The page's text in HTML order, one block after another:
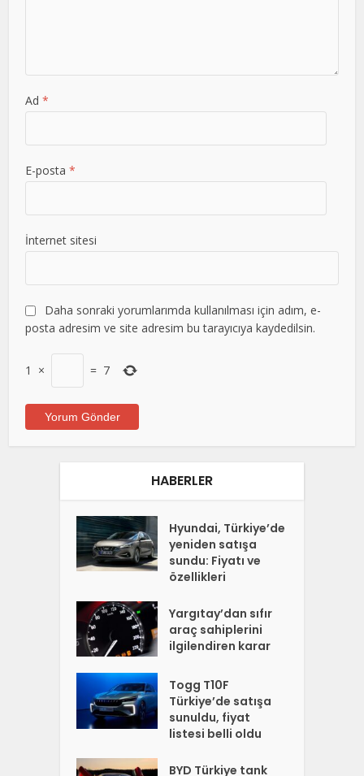
Ad*
E-posta*
İnternet sitesi
Daha sonraki yorumlarımda kullanılması için adım, e-
posta adresim ve site adresim bu tarayıcıya kaydedilsin.
1 × = 7
HABERLER
Hyundai, Türkiye’de
yeniden satışa
sundu: Fiyatı ve
özellikleri
Yargıtay’dan sıfır
araç sahiplerini
ilgilendiren karar
Togg T10F
Türkiye’de satışa
sunuldu, fiyat
listesi belli oldu
BYD Türkiye tank